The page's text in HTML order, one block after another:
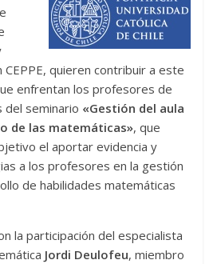
CEPPE, quieren contribuir a este
enfrentan los profesores de
seminario «Gestión del aula
de las matemáticas», que
el aportar evidencia y
a los profesores en la gestión
de habilidades matemáticas
la participación del especialista
Jordi Deulofeu, miembro